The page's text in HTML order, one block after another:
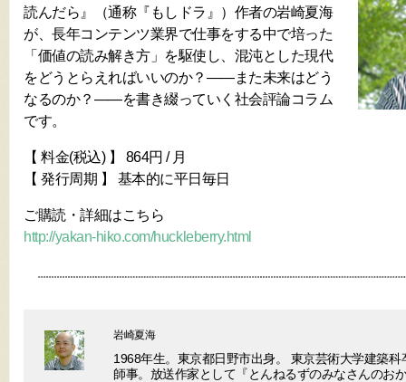
読んだら』（通称『もしドラ』）作者の岩崎夏海
が、長年コンテンツ業界で仕事をする中で培った
「価値の読み解き方」を駆使し、混沌とした現代
をどうとらえればいいのか？――また未来はどう
なるのか？――を書き綴っていく社会評論コラム
です。
【 料金(税込) 】 864円 / 月
【 発行周期 】 基本的に平日毎日
ご購読・詳細はこちら
http://yakan-hiko.com/huckleberry.html
岩崎夏海
1968年生。東京都日野市出身。 東京芸術大学建築
師事。放送作家として『とんねるずのみなさんのお